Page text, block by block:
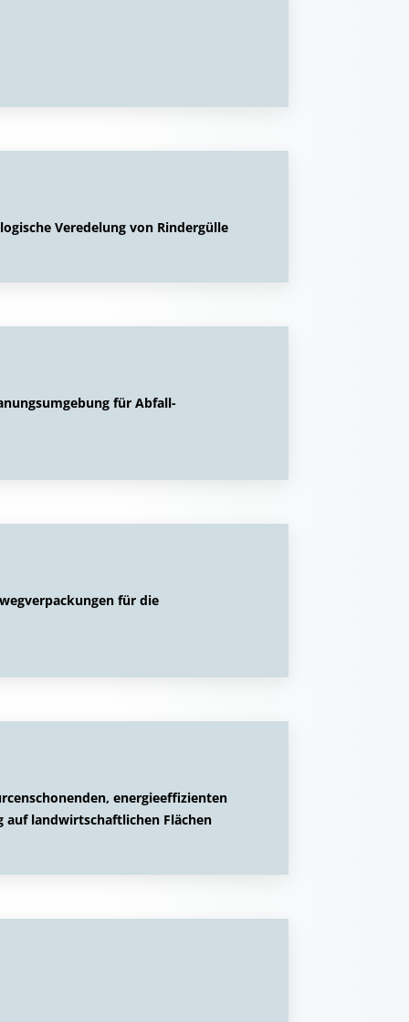
Veredelung von Rindergülle
für Abfall-
für die
energieeffizienten
auf landwirtschaftlichen Flächen